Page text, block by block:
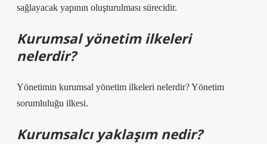
sağlayacak yapının oluşturulması sürecidir.
Kurumsal yönetim ilkeleri
nelerdir?
Yönetimin kurumsal yönetim ilkeleri nelerdir? Yönetim
sorumluluğu ilkesi.
Kurumsalcı yaklaşım nedir?